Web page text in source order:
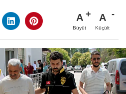
A
Büyüt
A
Küçült